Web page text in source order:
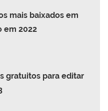
mais baixados em
em 2022
gratuitos para editar